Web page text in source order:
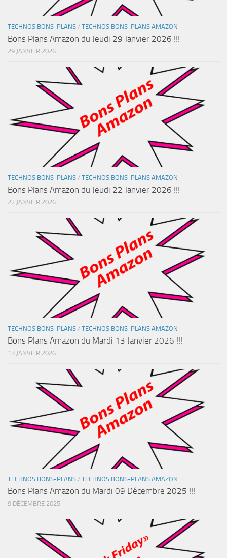
TECHNOS BONS-PLANS / TECHNOS BONS-PLANS AMAZON
Bons Plans Amazon du Jeudi 29 Janvier 2026 !!!
29 JANVIER 2026
TECHNOS BONS-PLANS / TECHNOS BONS-PLANS AMAZON
Bons Plans Amazon du Jeudi 22 Janvier 2026 !!!
22 JANVIER 2026
TECHNOS BONS-PLANS / TECHNOS BONS-PLANS AMAZON
Bons Plans Amazon du Mardi 13 Janvier 2026 !!!
13 JANVIER 2026
TECHNOS BONS-PLANS / TECHNOS BONS-PLANS AMAZON
Bons Plans Amazon du Mardi 09 Décembre 2025 !!!
9 DÉCEMBRE 2025